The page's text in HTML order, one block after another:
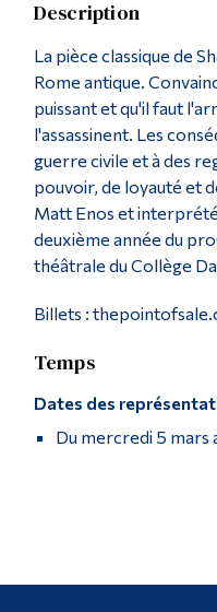
Description
La pièce classique de
Rome antique.
puissant et qu'il faut
l'assassinent. Les
guerre civile et à des
pouvoir, de loyauté et
Matt Enos et
deuxième année du
théâtrale du Collège
Billets :
Temps
Dates des
Du mercredi 5 mars